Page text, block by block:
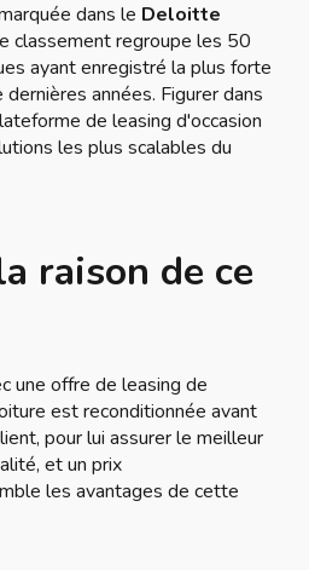
dans le Deloitte
classement regroupe les 50
ayant enregistré la plus forte
années. Figurer dans
de leasing d'occasion
les plus scalables du
raison de ce
une offre de leasing de
est reconditionnée avant
pour lui assurer le meilleur
et un prix
les avantages de cette